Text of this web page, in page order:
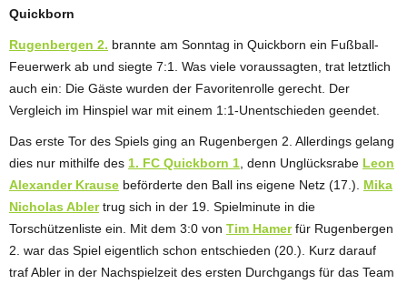
Quickborn
Rugenbergen 2. brannte am Sonntag in Quickborn ein Fußball-
Feuerwerk ab und siegte 7:1. Was viele voraussagten, trat letztlich
auch ein: Die Gäste wurden der Favoritenrolle gerecht. Der
Vergleich im Hinspiel war mit einem 1:1-Unentschieden geendet.
Das erste Tor des Spiels ging an Rugenbergen 2. Allerdings gelang
dies nur mithilfe des 1. FC Quickborn 1 , denn Unglücksrabe Leon
Alexander Krause beförderte den Ball ins eigene Netz (17.). Mika
Nicholas Ablertrug sich in der 19. Spielminute in die
Torschützenliste ein. Mit dem 3:0 von Tim Hamerfür Rugenbergen
2. war das Spiel eigentlich schon entschieden (20.). Kurz darauf
traf Abler in der Nachspielzeit des ersten Durchgangs für das Team